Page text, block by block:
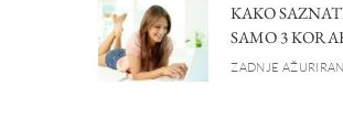
KAKO
SAMO 3
ZADNJE